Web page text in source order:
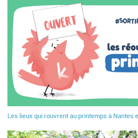
Les lieux qui rouvrent au printemps à Nantes